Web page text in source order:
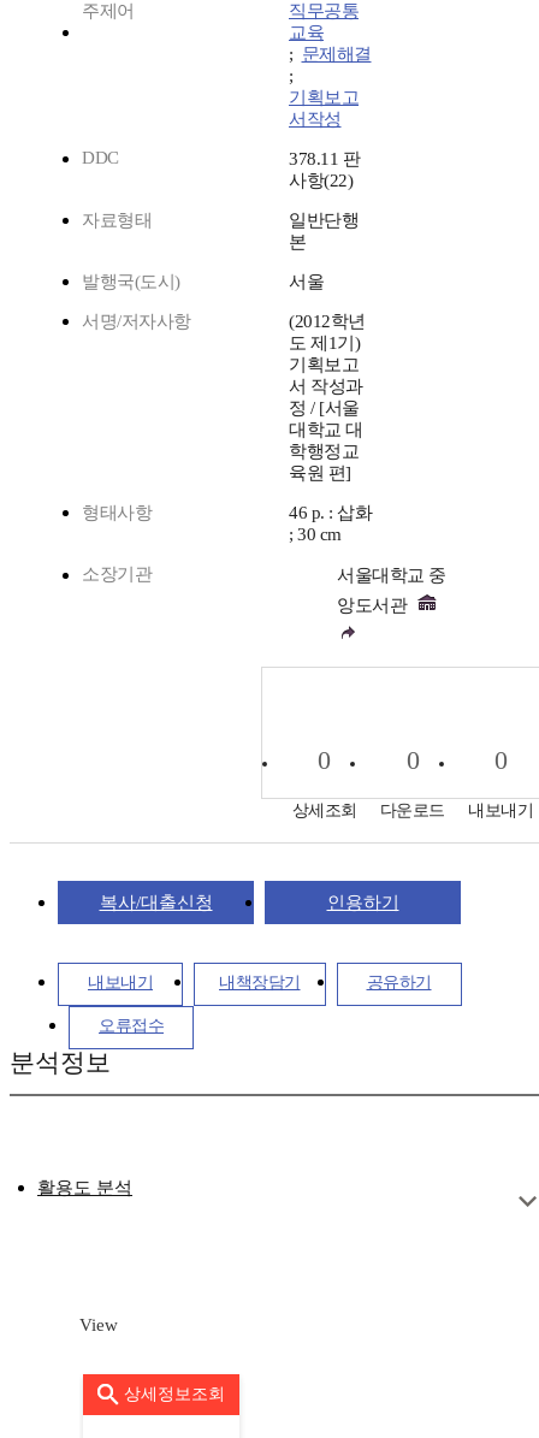
주제어
직무공통
교육
; 문제해결
;
기획보고
서작성
DDC
378.11 판
사항(22)
자료형태
일반단행
본
발행국(도시) 서울
서명/저자사항
(2012학년
도 제1기)
기획보고
서 작성과
정 / [서울
대학교 대
학행정교
육원 편]
형태사항
46 p. : 삽화
; 30 cm
소장기관
서울대학교 중
앙도서관
0
상세조회
0
다운로드
0
내보내기
복사/대출신청 인용하기
내보내기 내책장담기 공유하기
오류접수
분석정보
활용도 분석
View
상세정보조회